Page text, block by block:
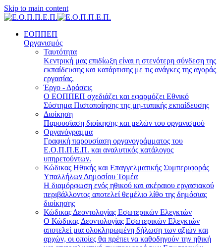
Skip to main content
ΕΟΠΠΕΠ
Οργανισμός
Ταυτότητα
Κεντρική μας επιδίωξη είναι η στενότερη σύνδεση της
εκπαίδευσης και κατάρτισης με τις ανάγκες της αγοράς
εργασίας.
Έργο - Δράσεις
Ο ΕΟΠΠΕΠ σχεδιάζει και εφαρμόζει Eθνικό
Σύστημα Πιστοποίησης της μη-τυπικής εκπαίδευσης
Διοίκηση
Παρουσίαση διοίκησης και μελών του οργανισμού
Οργανόγραμμα
Γραφική παρουσίαση οργανογράμματος του
Ε.Ο.Π.Π.Ε.Π. και αναλυτικός κατάλογος
υπηρετούντων.
Κώδικας Ηθικής και Επαγγελματικής Συμπεριφοράς
Υπαλλήλων Δημοσίου Τομέα
Η διαμόρφωση ενός ηθικού και ακέραιου εργασιακού
περιβάλλοντος αποτελεί θεμέλιο λίθο της δημόσιας
διοίκησης
Κώδικας Δεοντολογίας Εσωτερικών Ελεγκτών
Ο Κώδικας Δεοντολογίας Εσωτερικών Ελεγκτών
αποτελεί μια ολοκληρωμένη δήλωση των αξιών και
αρχών, οι οποίες θα πρέπει να καθοδηγούν την ηθική